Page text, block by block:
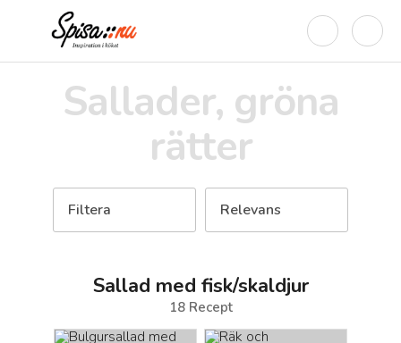
Sallader, gröna
rätter
Filtera Relevans
Sallad med fisk/skaldjur
18Recept